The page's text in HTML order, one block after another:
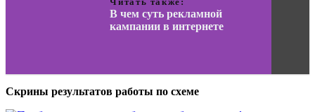
В чем суть рекламной
кампании в интернете
Скрины результатов работы по схеме